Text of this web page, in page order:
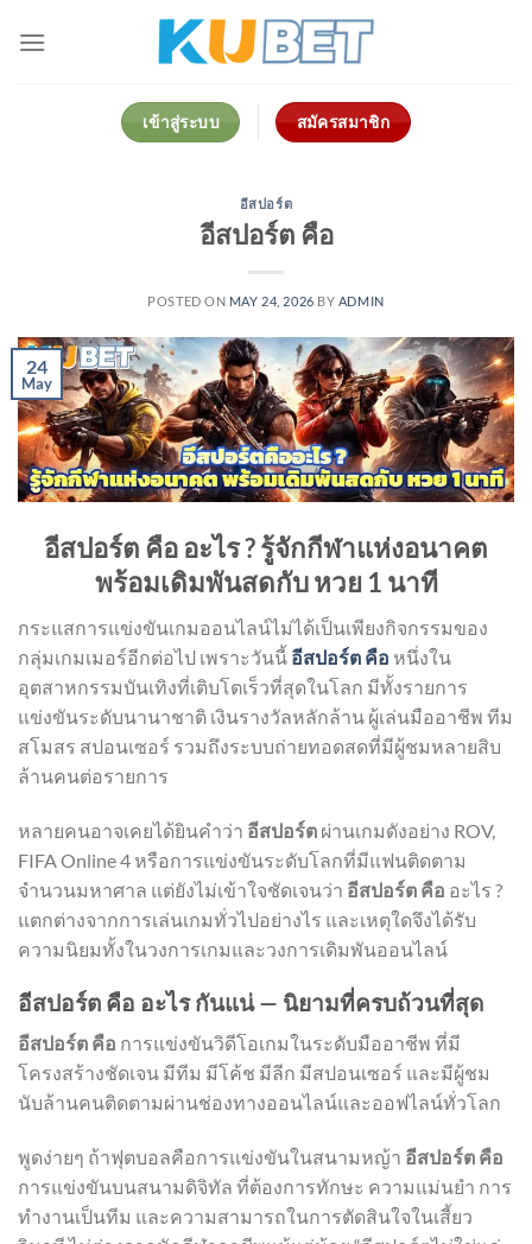
เข้าสู่ระบบ สมัครสมาชิก
อีสปอร์ต
อีสปอร์ต คือ
POSTED ON MAY 24, 2026 BY ADMIN
24
May
อีสปอร์ต คือ อะไร ? รู้จักกีฬาแห่งอนาคต
พร้อมเดิมพันสดกับ หวย 1 นาที
กระแสการแข่งขันเกมออนไลน์ไม่ได้เป็นเพียงกิจกรรมของ
กลุ่มเกมเมอร์อีกต่อไป เพราะวันนี้ อีสปอร์ต คือ หนึ่งใน
อุตสาหกรรมบันเทิงที่เติบโตเร็วที่สุดในโลก มีทั้งรายการ
แข่งขันระดับนานาชาติ เงินรางวัลหลักล้าน ผู้เล่นมืออาชีพ ทีม
สโมสร สปอนเซอร์ รวมถึงระบบถ่ายทอดสดที่มีผู้ชมหลายสิบ
ล้านคนต่อรายการ
หลายคนอาจเคยได้ยินคำว่า อีสปอร์ต ผ่านเกมดังอย่าง ROV,
FIFA Online 4 หรือการแข่งขันระดับโลกที่มีแฟนติดตาม
จำนวนมหาศาล แต่ยังไม่เข้าใจชัดเจนว่า อีสปอร์ต คือ อะไร ?
แตกต่างจากการเล่นเกมทั่วไปอย่างไร และเหตุใดจึงได้รับ
ความนิยมทั้งในวงการเกมและวงการเดิมพันออนไลน์
อีสปอร์ต คือ อะไร กันแน่ — นิยามที่ครบถ้วนที่สุด
อีสปอร์ต คือ การแข่งขันวิดีโอเกมในระดับมืออาชีพ ที่มี
โครงสร้างชัดเจน มีทีม มีโค้ช มีลีก มีสปอนเซอร์ และมีผู้ชม
นับล้านคนติดตามผ่านช่องทางออนไลน์และออฟไลน์ทั่วโลก
พูดง่ายๆ ถ้าฟุตบอลคือการแข่งขันในสนามหญ้า อีสปอร์ต คือ
การแข่งขันบนสนามดิจิทัล ที่ต้องการทักษะ ความแม่นยำ การ
ทำงานเป็นทีม และความสามารถในการตัดสินใจในเสี้ยว